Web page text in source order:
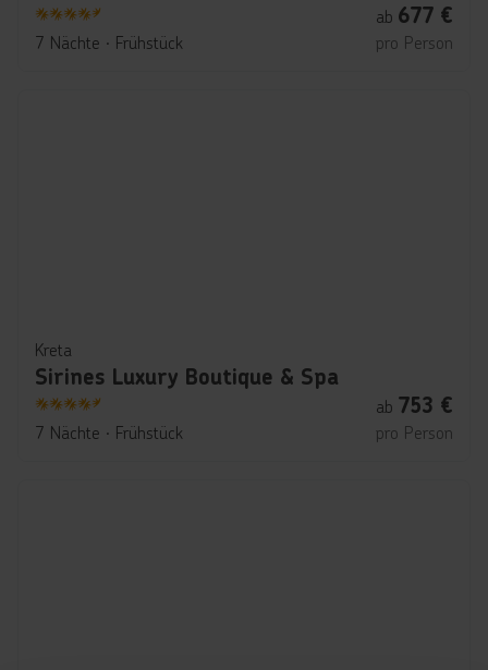
4.5
7 Nächte ∙ Frühstück
ab 677 €
pro Person
Kreta
Sirines Luxury Boutique & Spa
4.5
7 Nächte ∙ Frühstück
ab 753 €
pro Person